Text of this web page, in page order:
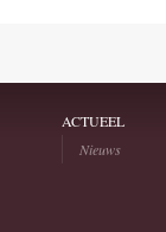
ACTUEEL
Nieuws